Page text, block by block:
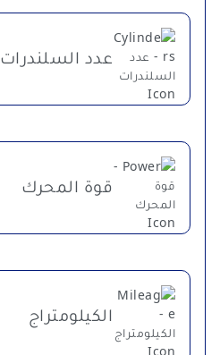
عدد السلندرات
قوة المحرك
الكيلومتراج